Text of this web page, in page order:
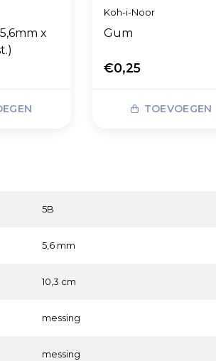
5B
5,6 mm
10,3 cm
messing
messing
x
Koh-i-Noor
Gum
€0,25
TOEVOEGEN